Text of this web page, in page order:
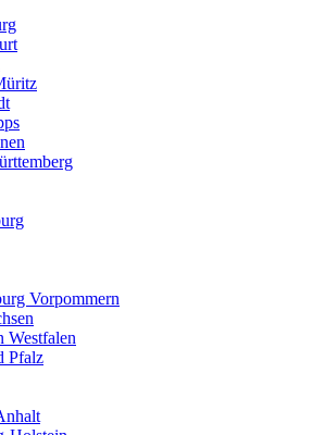
Vorpommern
Westfalen
Pfalz